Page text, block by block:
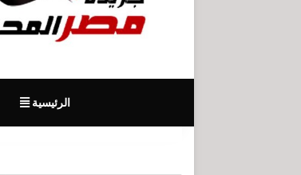
الرئيسية